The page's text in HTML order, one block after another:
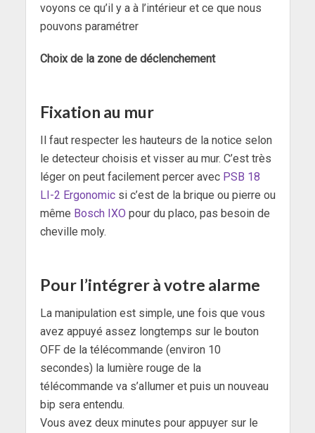
voyons ce qu’il y a à l’intérieur et ce que nous
pouvons paramétrer
Choix de la zone de déclenchement
Fixation au mur
Il faut respecter les hauteurs de la notice selon
le detecteur choisis et visser au mur. C’est très
léger on peut facilement percer avec PSB 18
LI-2 Ergonomicsi c’est de la brique ou pierre ou
même Bosch IXO pour du placo, pas besoin de
cheville moly.
Pour l’intégrer à votre alarme
La manipulation est simple, une fois que vous
avez appuyé assez longtemps sur le bouton
OFF de la télécommande (environ 10
secondes) la lumière rouge de la
télécommande va s’allumer et puis un nouveau
bip sera entendu.
Vous avez deux minutes pour appuyer sur le